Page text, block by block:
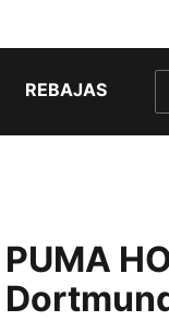
REBAJAS
PUMA